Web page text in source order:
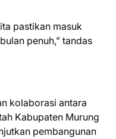
pastikan masuk
penuh,” tandas
kolaborasi antara
Kabupaten Murung
pembangunan